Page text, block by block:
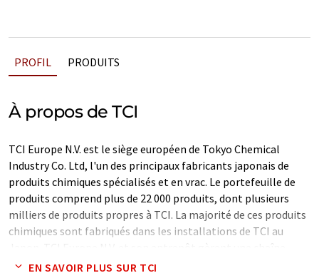
PROFIL PRODUITS
À propos de TCI
TCI Europe N.V. est le siège européen de Tokyo Chemical
Industry Co. Ltd, l'un des principaux fabricants japonais de
produits chimiques spécialisés et en vrac. Le portefeuille de
produits comprend plus de 22 000 produits, dont plusieurs
milliers de produits propres à TCI. La majorité de ces produits
chimiques sont fabriqués dans les installations de TCI au
Japon. TCI Europe N.V. et son entrepôt gèrent une chaîne
d'approvisionnement intégrée pour les clients européens et
EN SAVOIR PLUS SUR TCI